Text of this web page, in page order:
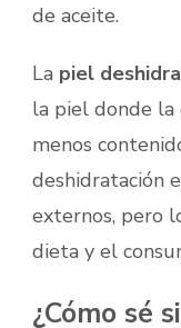
de aceite.
La piel
la piel donde la
menos
deshidratación
externos, pero
dieta y el
¿Cómo sé